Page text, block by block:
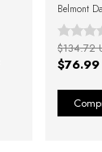
Belmont
Preto
$76.99
$134.72